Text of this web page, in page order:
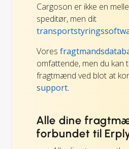
Cargoson er ikke en
speditør, men dit
Vores
omfattende, men du kan
fragtmænd ved blot at
support.
Alle dine
forbundet til